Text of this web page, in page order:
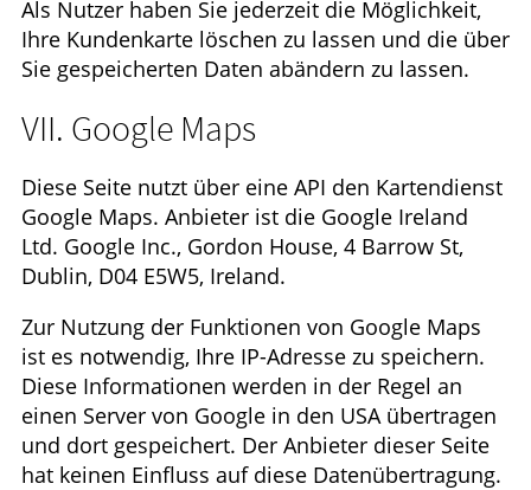
Als Nutzer haben Sie jederzeit die Möglichkeit,
Ihre Kundenkarte löschen zu lassen und die über
Sie gespeicherten Daten abändern zu lassen.
VII. Google Maps
Diese Seite nutzt über eine API den Kartendienst
Google Maps. Anbieter ist die Google Ireland
Ltd. Google Inc., Gordon House, 4 Barrow St,
Dublin, D04 E5W5, Ireland.
Zur Nutzung der Funktionen von Google Maps
ist es notwendig, Ihre IP-Adresse zu speichern.
Diese Informationen werden in der Regel an
einen Server von Google in den USA übertragen
und dort gespeichert. Der Anbieter dieser Seite
hat keinen Einfluss auf diese Datenübertragung.